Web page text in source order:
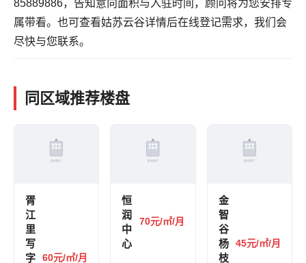
85889886，告知意向面积与入驻时间，顾问将为您安排专
属带看。也可查看姑苏云谷详情后在线登记需求，我们会
尽快与您联系。
同区域推荐楼盘
胥
江
里
写
字
60元/㎡/月
恒
润
中
心
70元/㎡/月
金
智
谷
杨
枝
45元/㎡/月